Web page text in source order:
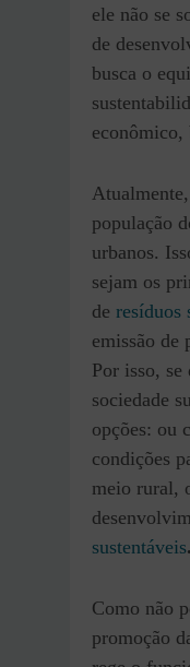
ele não se
de
busca o
econômico,
população
urbanos.
sejam os
de resíduos
emissão de
Por isso,
sociedade
opções: ou
condições
meio rural,
sustentáveis.
Como não
promoção